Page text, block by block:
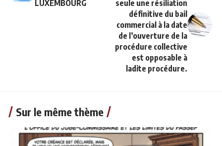
LUXEMBOURG
seule une résiliation
définitive du bail
commercial à la date
de l’ouverture de la
procédure collective
est opposable à
ladite procédure.
Sur le même thème